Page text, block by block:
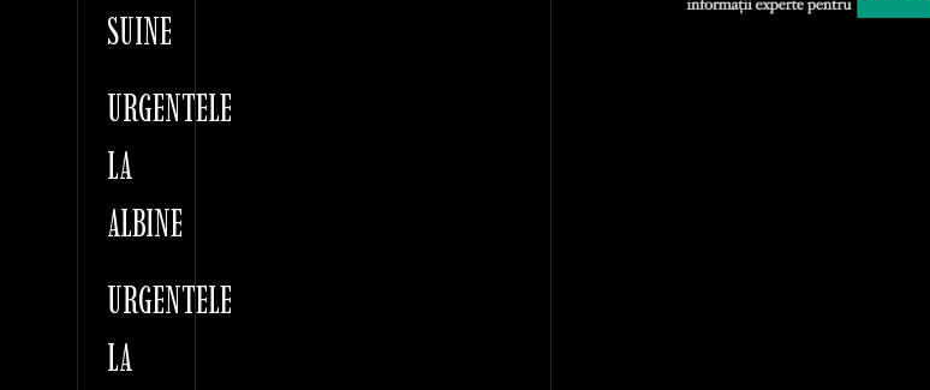
SUINE
URGENTELE
LA
ALBINE
URGENTELE
LA